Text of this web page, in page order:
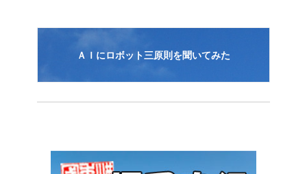
ＡＩにロボット三原則を聞いてみた